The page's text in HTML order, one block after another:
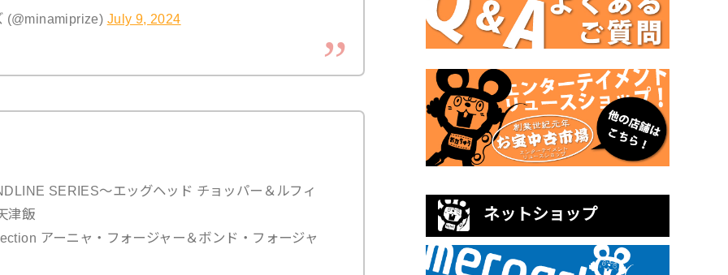
(@minamiprize) July 9, 2024
SERIES～エッグヘッド チョッパー＆ルフィ
津飯
アーニャ・フォージャー＆ボンド・フォージャ
ネットショップ